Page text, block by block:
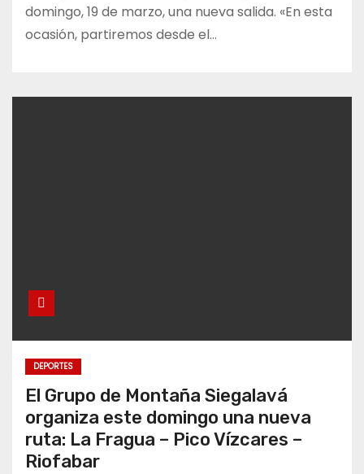
domingo, 19 de marzo, una nueva salida. «En esta
ocasión, partiremos desde el…
DEPORTES
El Grupo de Montaña Siegalavá
organiza este domingo una nueva
ruta: La Fragua – Pico Vízcares –
Riofabar